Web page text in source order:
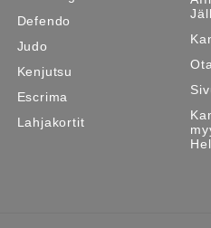
Defendo
Judo
Kenjutsu
Escrima
Lahjakortit